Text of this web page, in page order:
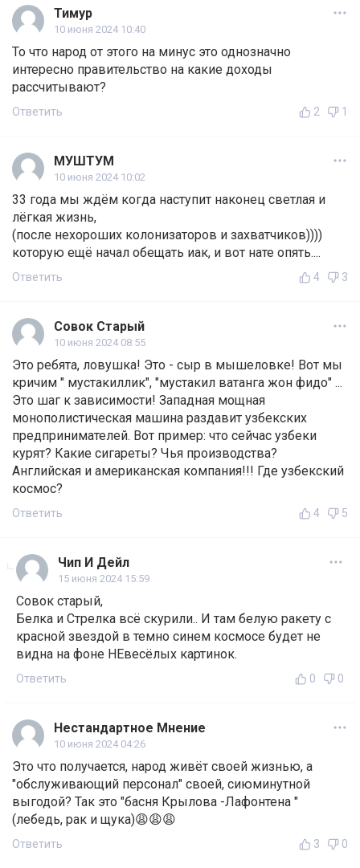
Тимур
10 июня 2024 10:40
То что народ от этого на минус это однозначно
интересно правительство на какие доходы
рассчитывают?
Ответить 2 1
МУШТУМ
10 июня 2024 10:02
33 года мы ждём когда наступит наконец светлая и
лёгкая жизнь,
(после нехороших колонизаторов и захватчиков))))
которую ещё начал обещать иак, и вот нате опять....
Ответить 4 3
Совок Старый
10 июня 2024 08:55
Это ребята, ловушка! Это - сыр в мышеловке! Вот мы
кричим " мустакиллик", "мустакил ватанга жон фидо" ...
Это шаг к зависимости! Западная мощная
монополистическая машина раздавит узбекских
предпринимателей. Вот пример: что сейчас узбеки
курят? Какие сигареты? Чья производства?
Английская и американская компания!!! Где узбекский
космос?
Ответить 4 5
Чип И Дейл
15 июня 2024 15:59
Совок старый,
Белка и Стрелка всё скурили.. И там белую ракету с
красной звездой в темно синем космосе будет не
видна на фоне НЕвесёлых картинок.
Ответить 0 0
Нестандартное Мнение
10 июня 2024 04:26
Это что получается, народ живёт своей жизнью, а
"обслуживающий персонал" своей, сиюминутной
выгодой? Так это "басня Крылова -Лафонтена "
(лебедь, рак и щука)😩😩😩
Ответить 3 0